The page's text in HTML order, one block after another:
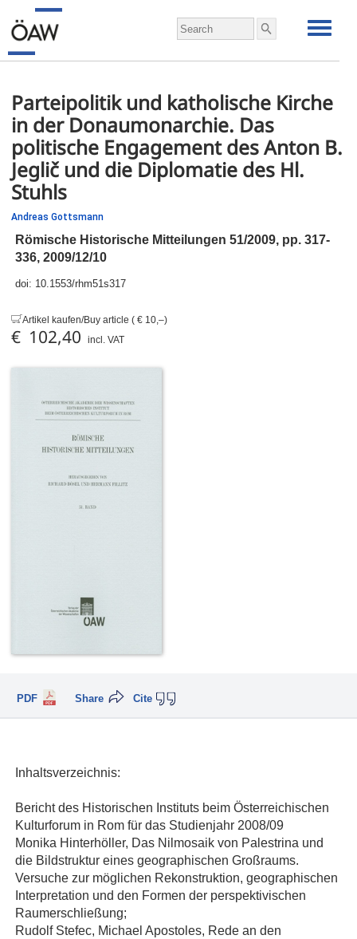
Parteipolitik und katholische Kirche
in der Donaumonarchie. Das
politische Engagement des Anton B.
Jeglič und die Diplomatie des Hl.
Stuhls
Andreas Gottsmann
Römische Historische Mitteilungen 51/2009, pp. 317-
336, 2009/12/10
doi: 10.1553/rhm51s317
Artikel kaufen/Buy article ( € 10,–)
€ 102,40 incl. VAT
PDF Cite
Share
Inhaltsverzeichnis:
Bericht des Historischen Instituts beim Österreichischen
Kulturforum in Rom für das Studienjahr 2008/09
Monika Hinterhöller, Das Nilmosaik von Palestrina und
die Bildstruktur eines geographischen Großraums.
Versuche zur möglichen Rekonstruktion, geographischen
Interpretation und den Formen der perspektivischen
Raumerschließung;
Rudolf Stefec, Michael Apostoles, Rede an den